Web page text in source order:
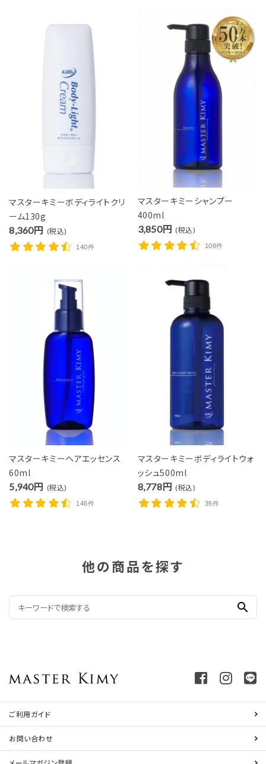
マスターキミーボディライトクリ
ーム130g
8,360円 (税込)
140件
マスターキミーシャンプー
400ml
3,850円 (税込)
108件
マスターキミーヘアエッセンス
60ml
5,940円 (税込)
146件
マスターキミーボディライトウォ
ッシュ500ml
8,778円 (税込)
35件
他の商品を探す
search
ご利用ガイド
お問い合わせ